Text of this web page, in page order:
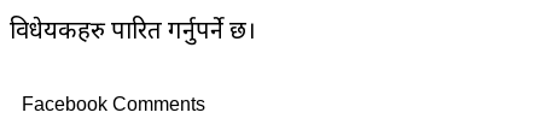
विधेयकहरु पारित गर्नुपर्ने छ।
Facebook Comments